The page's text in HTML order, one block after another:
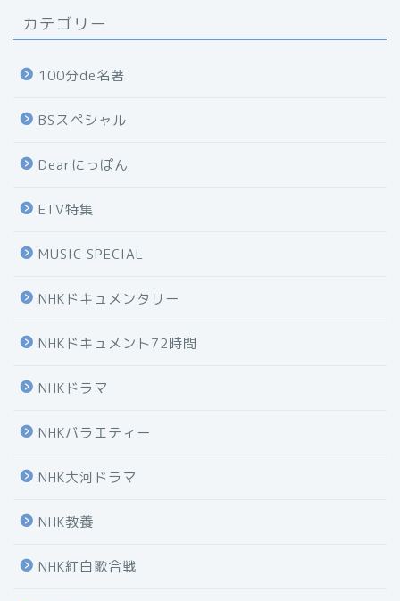
カテゴリー
100分de名著
BSスペシャル
Dearにっぽん
ETV特集
MUSIC SPECIAL
NHKドキュメンタリー
NHKドキュメント72時間
NHKドラマ
NHKバラエティー
NHK大河ドラマ
NHK教養
NHK紅白歌合戦